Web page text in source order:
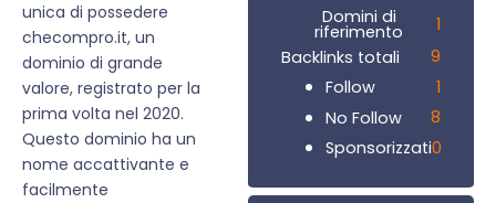
unica di possedere
checompro.it, un
dominio di grande
valore, registrato per la
prima volta nel 2020.
Questo dominio ha un
nome accattivante e
facilmente
Domini di
riferimento
1
Backlinks totali
9
Follow
1
No Follow
8
Sponsorizzati0